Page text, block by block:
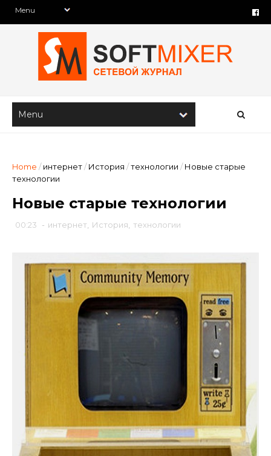
Home / интернет/ История /технологии / Новые старые
технологии
Новые старые технологии
00:23 - интернет История технологии